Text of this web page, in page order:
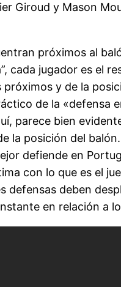
Giroud y Mason
próximos al
cada jugador es el
y de la
de la «defensa
parece bien
posición del
defiende en
con lo que es el
deben
en relación a